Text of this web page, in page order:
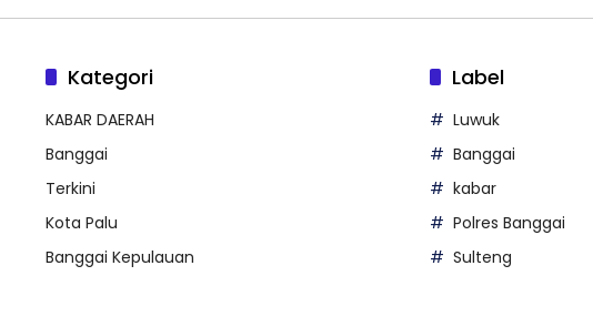
Kategori
KABAR DAERAH
Banggai
Terkini
Kota Palu
Banggai Kepulauan
Label
Luwuk
Banggai
kabar
Polres Banggai
Sulteng